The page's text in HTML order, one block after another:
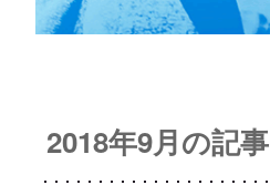
2018年9月の記事